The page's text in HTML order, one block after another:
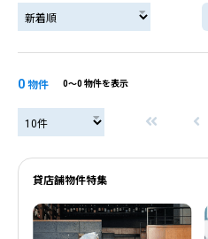
0 物件 0〜0 物件を表示
貸店舗物件特集